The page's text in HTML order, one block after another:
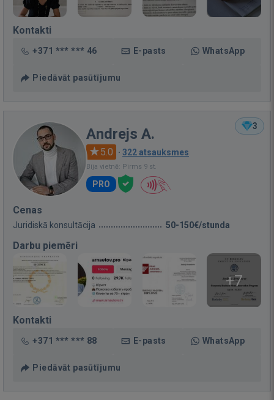
Kontakti
+371 *** *** 46 E-pasts WhatsApp
Piedāvāt pasūtījumu
3
Andrejs A.
5.0 · 322 atsauksmes
Bija vietnē: Pirms 9 st.
PRO
Cenas
Juridiskā konsultācija 50-150€/stunda
Darbu piemēri
+7
Kontakti
+371 *** *** 88 E-pasts WhatsApp
Piedāvāt pasūtījumu